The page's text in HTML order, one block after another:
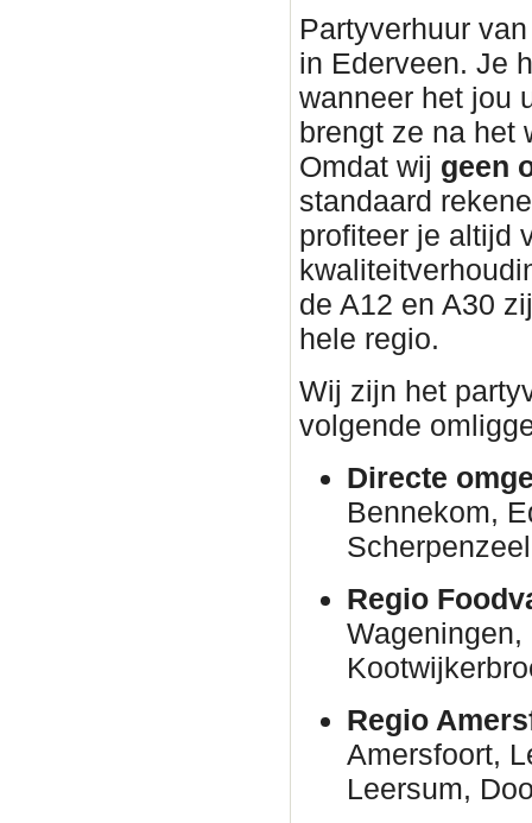
Partyverhuur
in Ederveen. Je
wanneer het jou
brengt ze na het
Omdat wij geen
standaard
profiteer je altijd
de A12 en A30
hele regio.
Wij zijn het
volgende
Directe
Bennekom,
Regio
Regio
Amersfoort,
Leersum,